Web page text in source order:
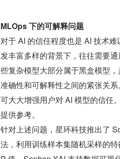
MLOps 下的可解释问题
对于 AI 的信任程度也是 AI 技术
发丰富多样的背景下，往往需要
些复杂模型大部分属于黑盒模型
准确性和可解释性之间的紧张关
可大大增强用户对 AI 模型的信任
提供参考。
针对上述问题，星环科技推出了
法，利用训练样本集随机采样的